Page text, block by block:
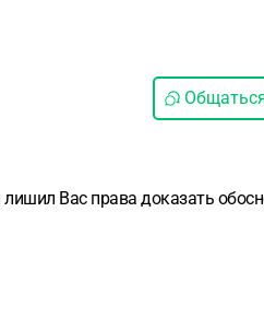
Вас права доказать